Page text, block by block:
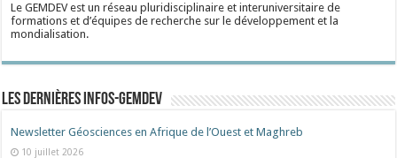
Le GEMDEV est un réseau pluridisciplinaire et interuniversitaire de
formations et d’équipes de recherche sur le développement et la
mondialisation.
Les dernières Infos-Gemdev
Newsletter Géosciences en Afrique de l’Ouest et Maghreb
10 juillet 2026